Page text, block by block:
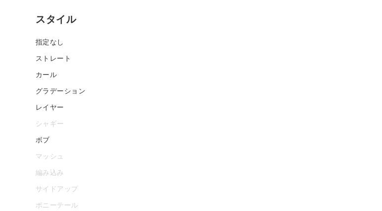
スタイル
指定なし
ストレート
カール
グラデーション
レイヤー
シャギー
ボブ
マッシュ
編み込み
サイドアップ
ポニーテール